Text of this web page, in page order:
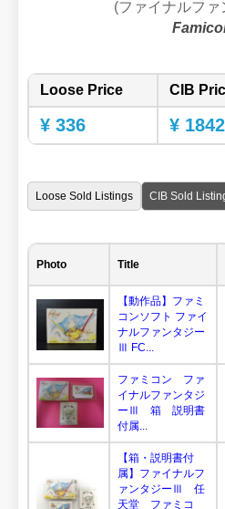
(ファイナルファ
Loose Price CIB
¥ 336 ¥ 1842
Loose Sold Listings CIB Sold
Photo Title
【動作品】ファミ
コンソフト ファイ
ナルファンタジー
Ⅲ FC...
ファミコン ファ
イナルファンタジ
ーⅢ 箱 説明書
付属...
【箱・説明書付
属】ファイナルフ
ァンタジーⅢ 任
天堂 ファミコ